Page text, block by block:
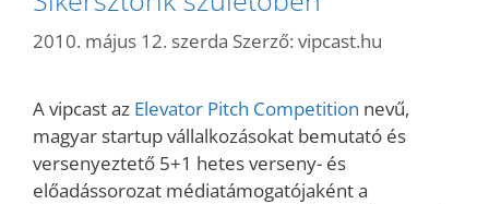
2010. május 12. szerda Szerző: vipcast.hu
A vipcast az Elevator Pitch Competition nevű,
magyar startup vállalkozásokat bemutató és
versenyeztető 5+1 hetes verseny- és
előadássorozat médiatámogatójaként a